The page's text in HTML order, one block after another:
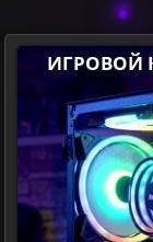
ИГРОВОЙ